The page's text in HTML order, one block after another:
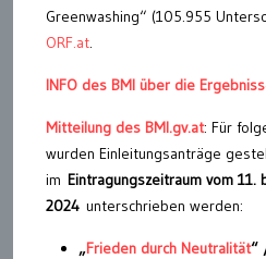
Greenwashing“ (105.955
ORF.at.
INFO des BMI über die
Mitteilung des BMI.gv.at: Für
wurden Einleitungsanträge
im Eintragungszeitraum vom 11.
2024 unterschrieben werden:
„Frieden durch Neutralität“